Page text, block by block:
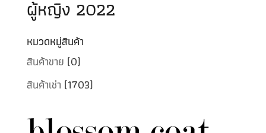
ผู้หญิง 2022
หมวดหมู่สินค้า
สินค้าขาย (0)
สินค้าเช่า (1703)